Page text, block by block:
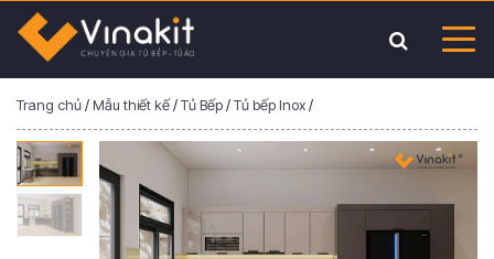
Trang chủ/Mẫu thiết kế/Tủ Bếp/Tủ bếp Inox/